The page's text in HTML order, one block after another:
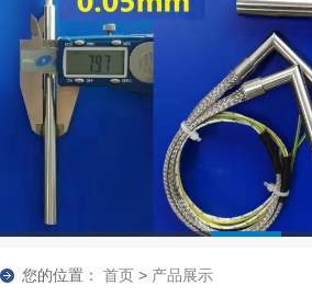
您的位置： 首页 > 产品展示